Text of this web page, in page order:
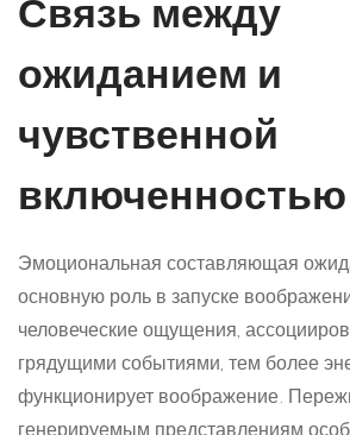
Связь между
ожиданием и
чувственной
включенностью
Эмоциональная составляющая
основную роль в запуске
человеческие ощущения,
грядущими событиями, тем более
функционирует воображение.